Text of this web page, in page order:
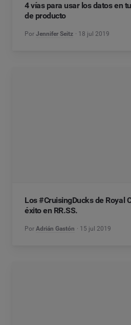
4 vías para usar los datos en
de producto
Por Jennifer Seitz 18 jul 2019
Los #CruisingDucks de Royal
éxito en RR.SS.
Por Adrián Gastón 15 jul 2019